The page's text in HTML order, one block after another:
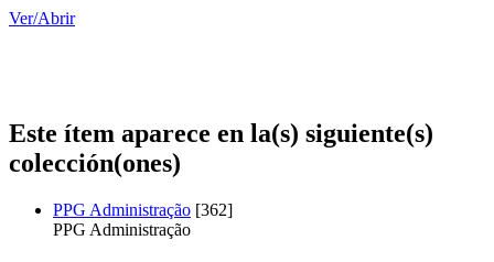
Ver/Abrir
Este ítem aparece en la(s) siguiente(s)
colección(ones)
PPG Administração [362]
PPG Administração